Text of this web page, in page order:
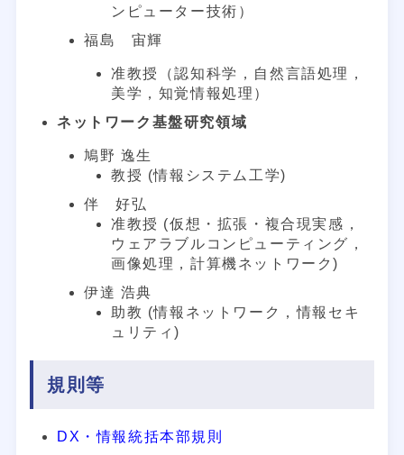
ンピューター技術）
福島 宙輝
准教授（認知科学，自然言語処理，
美学，知覚情報処理）
ネットワーク基盤研究領域
鳩野 逸生
教授 (情報システム工学)
伴 好弘
准教授 (仮想・拡張・複合現実感，
ウェアラブルコンピューティング，
画像処理，計算機ネットワーク)
伊達 浩典
助教 (情報ネットワーク，情報セキ
ュリティ)
規則等
DX・情報統括本部規則